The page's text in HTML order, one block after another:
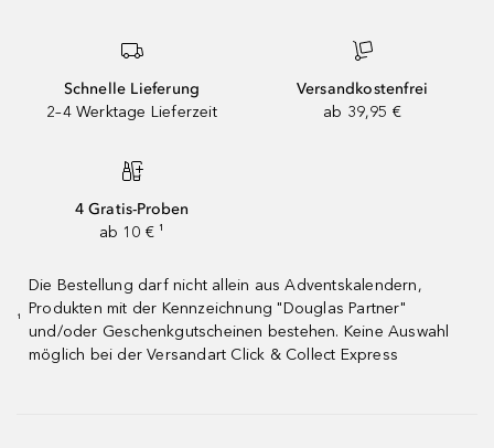
Schnelle Lieferung
2–4 Werktage Lieferzeit
Versandkostenfrei
ab 39,95 €
4 Gratis-Proben
ab 10 € ¹
¹
Die Bestellung darf nicht allein aus Adventskalendern,
Produkten mit der Kennzeichnung "Douglas Partner"
und/oder Geschenkgutscheinen bestehen. Keine Auswahl
möglich bei der Versandart Click & Collect Express